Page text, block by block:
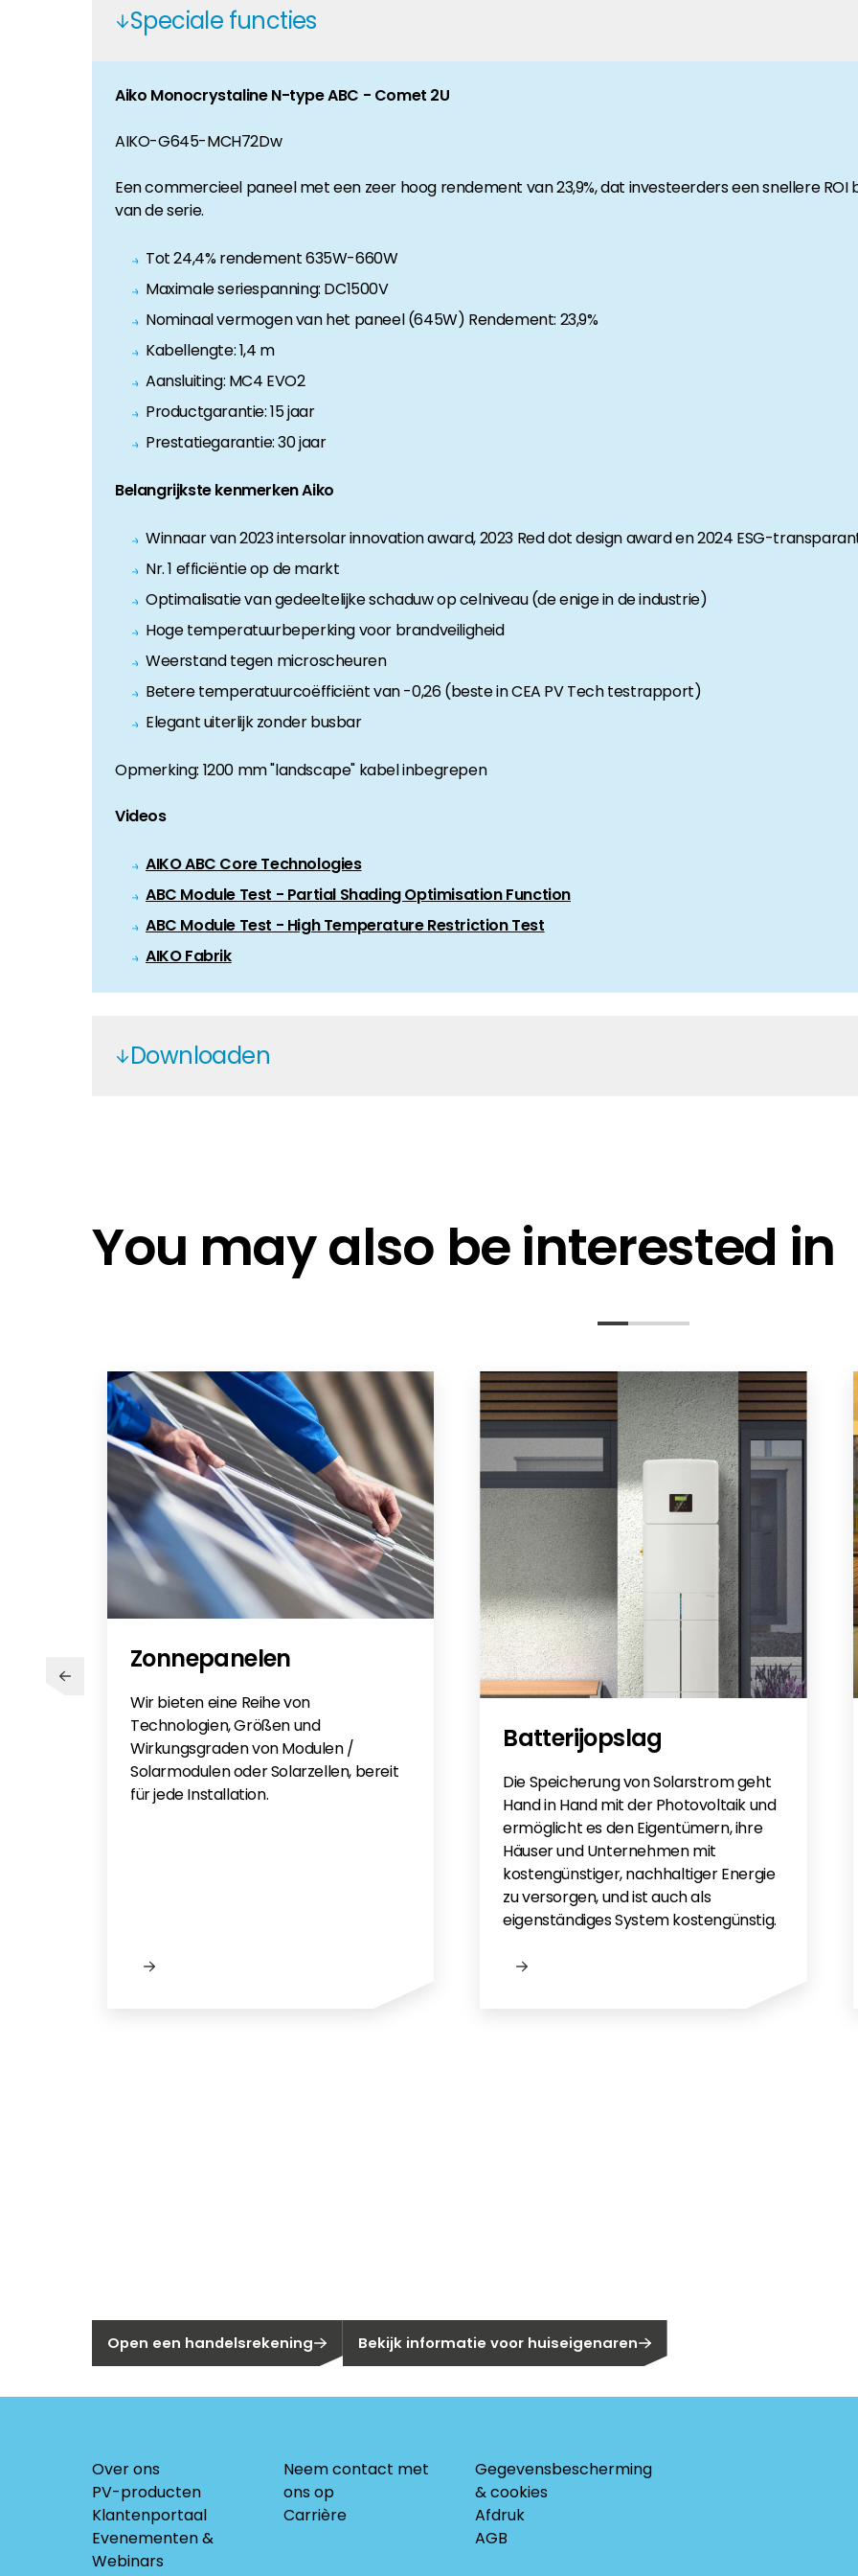
HuiseigenaarSpeciale functies
Aiko Monocrystaline N-type ABC - Comet 2U
AIKO-G645-MCH72Dw
Een commercieel paneel met een zeer hoog rendement van 23,9%, dat investeerders een snellere
van de serie.
Tot 24,4% rendement 635W-660W
Maximale seriespanning: DC1500V
Nominaal vermogen van het paneel (645W) Rendement: 23,9%
Kabellengte: 1,4 m
Aansluiting: MC4 EVO2
Productgarantie: 15 jaar
Prestatiegarantie: 30 jaar
Belangrijkste kenmerken Aiko
Winnaar van 2023 intersolar innovation award, 2023 Red dot design award en 2024 ESG-
Nr. 1 efficiëntie op de markt
Optimalisatie van gedeeltelijke schaduw op celniveau (de enige in de industrie)
Hoge temperatuurbeperking voor brandveiligheid
Weerstand tegen microscheuren
Betere temperatuurcoëfficiënt van -0,26 (beste in CEA PV Tech testrapport)
Elegant uiterlijk zonder busbar
Opmerking: 1200 mm "landscape" kabel inbegrepen
Videos
AIKO ABC Core Technologies
ABC Module Test - Partial Shading Optimisation Function
ABC Module Test - High Temperature Restriction Test
AIKO Fabrik
Downloaden
Aiko Stellar 1N+ EN
You may also be interested in
Zonnepanelen
Wir bieten eine Reihe von
Technologien, Größen und
Wirkungsgraden von Modulen /
Solarmodulen oder Solarzellen, bereit
für jede Installation.
Batterijopslag
Die Speicherung von Solarstrom geht
Hand in Hand mit der Photovoltaik und
ermöglicht es den Eigentümern, ihre
Häuser und Unternehmen mit
kostengünstiger, nachhaltiger Energie
zu versorgen, und ist auch als
eigenständiges System kostengünstig.
Open een handelsrekening Bekijk informatie voor huiseigenaren
Over ons
PV-producten
Klantenportaal
Evenementen &
Webinars
Neem contact met
ons op
Carrière
Gegevensbescherming
& cookies
Afdruk
AGB